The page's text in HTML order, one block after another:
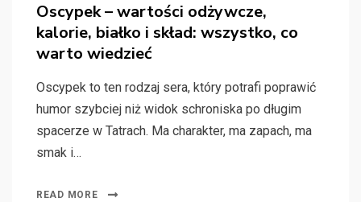
Oscypek – wartości odżywcze,
kalorie, białko i skład: wszystko, co
warto wiedzieć
Oscypek to ten rodzaj sera, który potrafi poprawić
humor szybciej niż widok schroniska po długim
spacerze w Tatrach. Ma charakter, ma zapach, ma
smak i…
READ MORE